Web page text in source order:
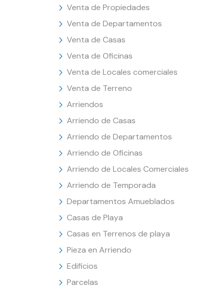
Venta de Propiedades
Venta de Departamentos
Venta de Casas
Venta de Oficinas
Venta de Locales comerciales
Venta de Terreno
Arriendos
Arriendo de Casas
Arriendo de Departamentos
Arriendo de Oficinas
Arriendo de Locales Comerciales
Arriendo de Temporada
Departamentos Amueblados
Casas de Playa
Casas en Terrenos de playa
Pieza en Arriendo
Edificios
Parcelas